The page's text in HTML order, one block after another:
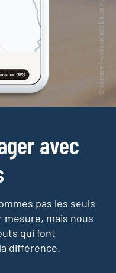
avec
pas les seuls
mesure, mais nous
qui font
différence.